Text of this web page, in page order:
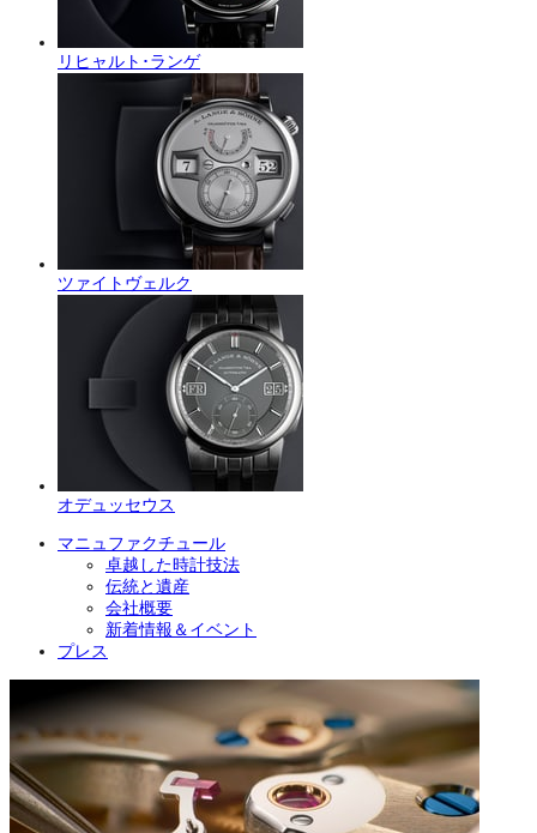
リヒャルト･ランゲ
ツァイトヴェルク
オデュッセウス
マニュファクチュール
卓越した時計技法
伝統と遺産
会社概要
新着情報＆イベント
プレス